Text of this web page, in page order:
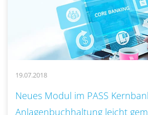
19.07.2018
Neues Modul im PASS
Anlagenbuchhaltung leicht